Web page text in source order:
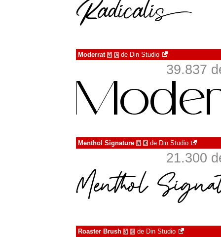
Moderrat à € de Din Studio
39.837
Menthol Signature à € de Din Studio
21.300
Roaster Brush à € de Din Studio